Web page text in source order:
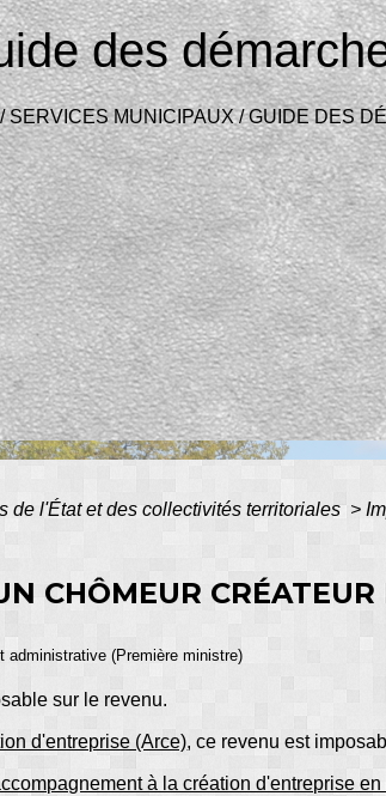
des
SERVICES MUNICIPAUX/GUIDE DES
de l'État et des collectivités territoriales>
CHÔMEUR
administrative (Première ministre)
sur le revenu.
d'entreprise (Arce), ce revenu est
à la création d'entreprise